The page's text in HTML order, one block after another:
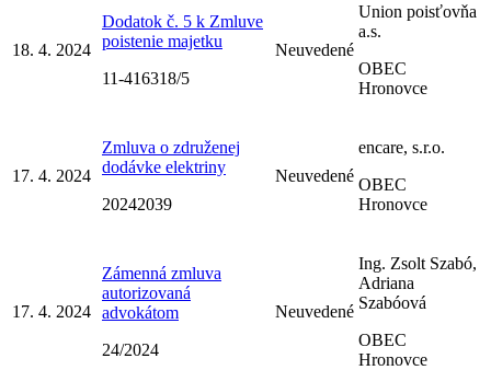
18. 4. 2024
Dodatok č. 5 k Zmluve
poistenie majetku
11-416318/5
Neuvedené
Union poisťovňa
a.s.
OBEC
Hronovce
17. 4. 2024
Zmluva o združenej
dodávke elektriny
20242039
Neuvedené
encare, s.r.o.
OBEC
Hronovce
17. 4. 2024
Zámenná zmluva
autorizovaná
advokátom
24/2024
Neuvedené
Ing. Zsolt Szabó,
Adriana
Szabóová
OBEC
Hronovce